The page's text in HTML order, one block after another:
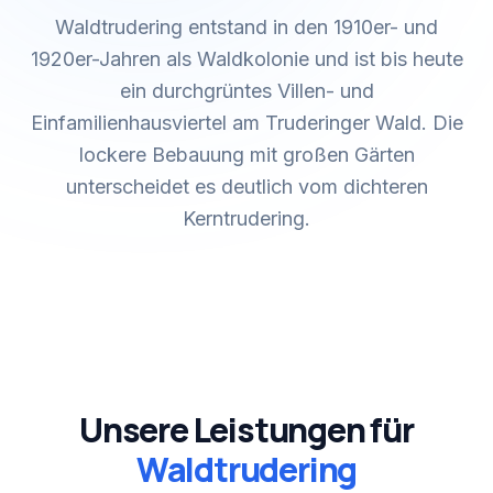
Waldtrudering entstand in den 1910er- und
1920er-Jahren als Waldkolonie und ist bis heute
ein durchgrüntes Villen- und
Einfamilienhausviertel am Truderinger Wald. Die
lockere Bebauung mit großen Gärten
unterscheidet es deutlich vom dichteren
Kerntrudering.
Unsere Leistungen für
Waldtrudering